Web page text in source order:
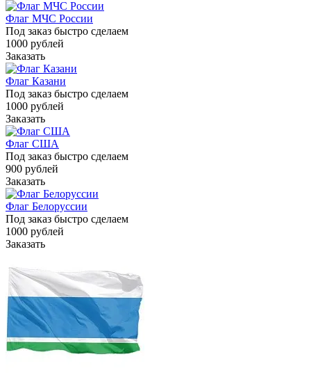
Флаг МЧС России
Под заказ быстро сделаем
1000 рублей
Заказать
Флаг Казани
Под заказ быстро сделаем
1000 рублей
Заказать
Флаг США
Под заказ быстро сделаем
900 рублей
Заказать
Флаг Белоруссии
Под заказ быстро сделаем
1000 рублей
Заказать